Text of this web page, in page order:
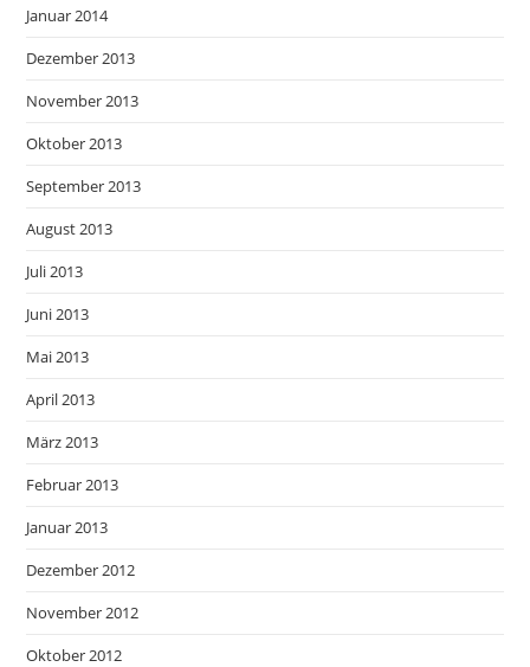
Januar 2014
Dezember 2013
November 2013
Oktober 2013
September 2013
August 2013
Juli 2013
Juni 2013
Mai 2013
April 2013
März 2013
Februar 2013
Januar 2013
Dezember 2012
November 2012
Oktober 2012